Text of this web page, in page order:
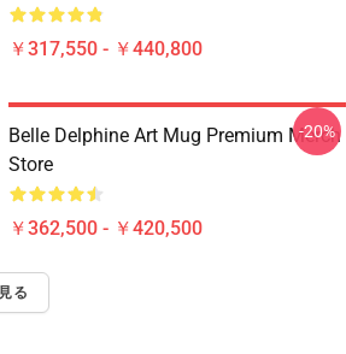
￥317,550 - ￥440,800
Belle Delphine Art Mug Premium Merch
Store
￥362,500 - ￥420,500
-20%
る